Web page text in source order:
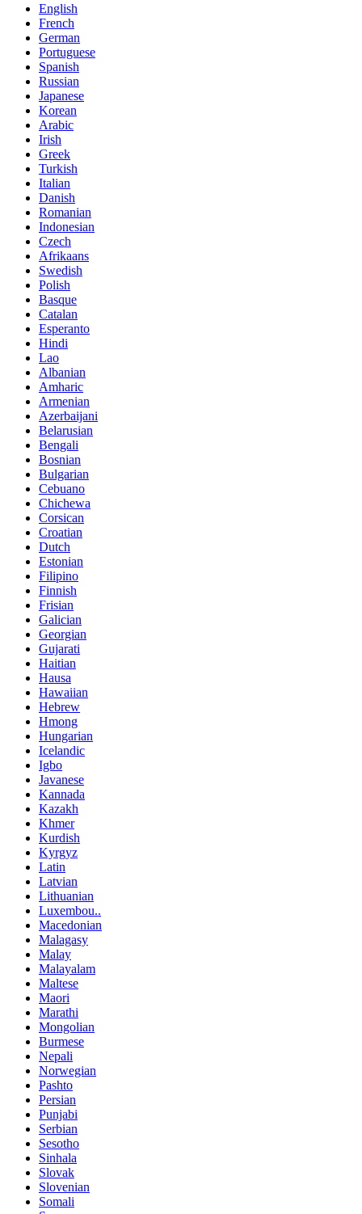
English
French
German
Portuguese
Spanish
Russian
Japanese
Korean
Arabic
Irish
Greek
Turkish
Italian
Danish
Romanian
Indonesian
Czech
Afrikaans
Swedish
Polish
Basque
Catalan
Esperanto
Hindi
Lao
Albanian
Amharic
Armenian
Azerbaijani
Belarusian
Bengali
Bosnian
Bulgarian
Cebuano
Chichewa
Corsican
Croatian
Dutch
Estonian
Filipino
Finnish
Frisian
Galician
Georgian
Gujarati
Haitian
Hausa
Hawaiian
Hebrew
Hmong
Hungarian
Icelandic
Igbo
Javanese
Kannada
Kazakh
Khmer
Kurdish
Kyrgyz
Latin
Latvian
Lithuanian
Luxembou..
Macedonian
Malagasy
Malay
Malayalam
Maltese
Maori
Marathi
Mongolian
Burmese
Nepali
Norwegian
Pashto
Persian
Punjabi
Serbian
Sesotho
Sinhala
Slovak
Slovenian
Somali